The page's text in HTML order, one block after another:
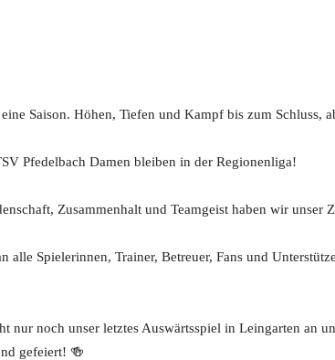
Saison. Höhen, Tiefen und Kampf bis zum Schluss,
Pfedelbach Damen bleiben in der Regionenliga!
Zusammenhalt und Teamgeist haben wir unser
alle Spielerinnen, Trainer, Betreuer, Fans und
nur noch unser letztes Auswärtsspiel in Leingarten an
gefeiert! 🍻